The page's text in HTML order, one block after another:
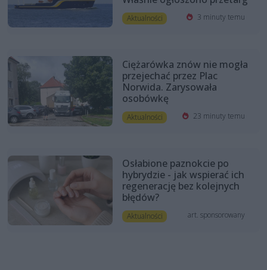
Aktualności 3 minuty temu
Ciężarówka znów nie mogła
przejechać przez Plac
Norwida. Zarysowała
osobówkę
Aktualności 23 minuty temu
Osłabione paznokcie po
hybrydzie - jak wspierać ich
regenerację bez kolejnych
błędów?
Aktualności art. sponsorowany